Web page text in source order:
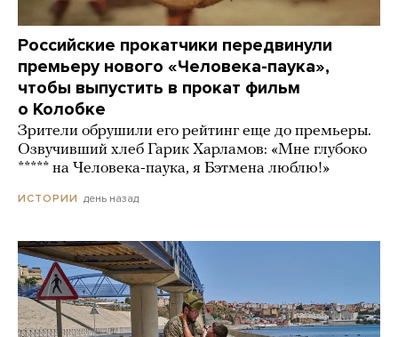
Российские прокатчики передвинули
премьеру нового «Человека-паука»,
чтобы выпустить в прокат фильм
о Колобке
Зрители обрушили его рейтинг еще до премьеры.
Озвучивший хлеб Гарик Харламов: «Мне глубоко
***** на Человека-паука, я Бэтмена люблю!»
ИСТОРИИ день назад